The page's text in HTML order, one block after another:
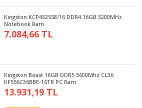
Kingston KCP432SS8/16 DDR4 16GB 3200MHz
Notebook Ram
7.084,66 TL
Kingston Beast 16GB DDR5 5600Mhz CL36
KF556C36BBE-16TR PC Ram
13.931,19 TL